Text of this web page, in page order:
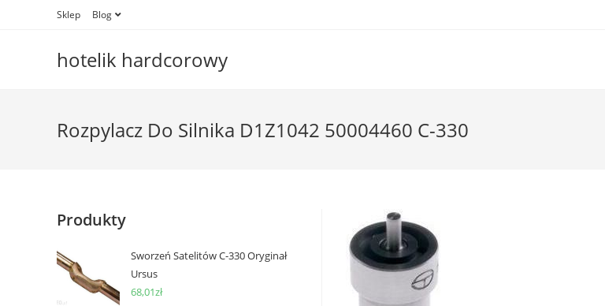
Sklep Blog
hotelik hardcorowy
Rozpylacz Do Silnika D1Z1042 50004460 C-330
Produkty
Sworzeń Satelitów C-330 Oryginał
Ursus
68,01zł